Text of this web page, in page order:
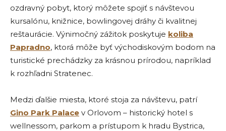
ozdravný pobyt, ktorý môžete spojiť s návštevou
kursalónu, knižnice, bowlingovej dráhy či kvalitnej
reštaurácie. Výnimočný zážitok poskytuje koliba
Papradno, ktorá môže byť východiskovým bodom na
turistické prechádzky za krásnou prírodou, napríklad
k rozhľadni Stratenec.
Medzi ďalšie miesta, ktoré stoja za návštevu, patrí
Gino Park Palace v Orlovom – historický hotel s
wellnessom, parkom a prístupom k hradu Bystrica,